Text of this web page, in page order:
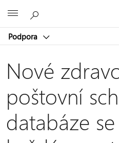
Podpora
Nové
poštovní
databáze